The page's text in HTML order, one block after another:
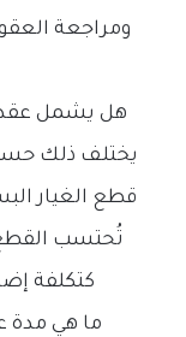
ومراجعة
هل يشمل عقد
يختلف ذلك
قطع الغيار
تُحتسب القطع
كتكلفة
ما هي مدة